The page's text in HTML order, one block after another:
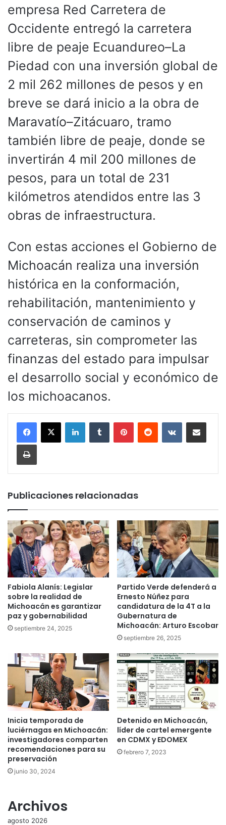
empresa Red Carretera de
Occidente entregó la carretera
libre de peaje Ecuandureo–La
Piedad con una inversión global de
2 mil 262 millones de pesos y en
breve se dará inicio a la obra de
Maravatío–Zitácuaro, tramo
también libre de peaje, donde se
invertirán 4 mil 200 millones de
pesos, para un total de 231
kilómetros atendidos entre las 3
obras de infraestructura.
Con estas acciones el Gobierno de
Michoacán realiza una inversión
histórica en la conformación,
rehabilitación, mantenimiento y
conservación de caminos y
carreteras, sin comprometer las
finanzas del estado para impulsar
el desarrollo social y económico de
los michoacanos.
LinkedInTumblr PinterestReddit VKontakteCompartir por
Imprimir
Publicaciones relacionadas
Fabiola Alanís: Legislar
sobre la realidad de
Michoacán es garantizar
paz y gobernabilidad
septiembre 24, 2025
Partido Verde defenderá a
Ernesto Núñez para
candidatura de la 4T a la
Gubernatura de
Michoacán: Arturo Escobar
septiembre 26, 2025
Inicia temporada de
luciérnagas en Michoacán:
investigadores comparten
recomendaciones para su
preservación
junio 30, 2024
Detenido en Michoacán,
líder de cartel emergente
en CDMX y EDOMEX
febrero 7, 2023
Archivos
agosto 2026